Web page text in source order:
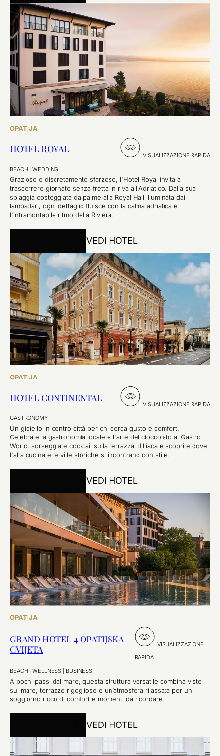
OPATIJA
HOTEL ROYAL
VISUALIZZAZIONE RAPIDA
BEACH
WEDDING
Grazioso e discretamente sfarzoso, l'Hotel Royal invita a
trascorrere giornate senza fretta in riva all'Adriatico. Dalla sua
spiaggia costeggiata da palme alla Royal Hall illuminata dai
lampadari, ogni dettaglio fluisce con la calma adriatica e
l'intramontabile ritmo della Riviera.
VEDI HOTEL
OPATIJA
HOTEL CONTINENTAL
VISUALIZZAZIONE RAPIDA
GASTRONOMY
Un gioiello in centro città per chi cerca gusto e comfort.
Celebrate la gastronomia locale e l'arte del cioccolato al Gastro
World, sorseggiate cocktail sulla terrazza idilliaca e scoprite dove
l'alta cucina e le ville storiche si incontrano con stile.
VEDI HOTEL
OPATIJA
GRAND HOTEL 4 OPATIJSKA
CVIJETA
VISUALIZZAZIONE
RAPIDA
BEACH
WELLNESS BUSINESS
A pochi passi dal mare, questa struttura versatile combina viste
sul mare, terrazze rigogliose e un’atmosfera rilassata per un
soggiorno ricco di comfort e momenti da ricordare.
VEDI HOTEL